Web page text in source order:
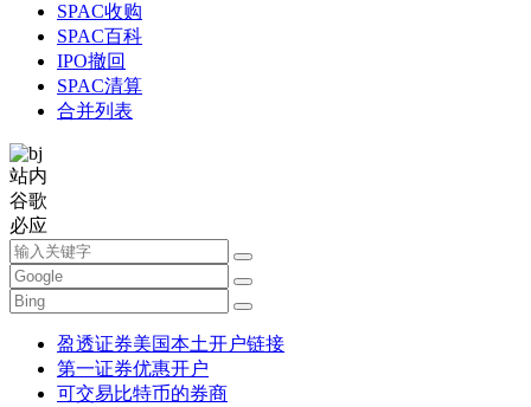
SPAC收购
SPAC百科
IPO撤回
SPAC清算
合并列表
站内
谷歌
必应
盈透证券美国本土开户链接
第一证券优惠开户
可交易比特币的券商